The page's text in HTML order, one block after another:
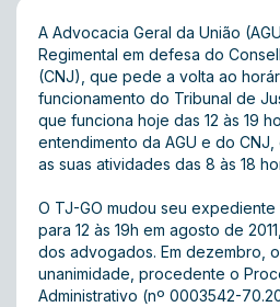
A Advocacia Geral da União
Regimental em defesa do
(CNJ), que pede a volta ao
funcionamento do Tribunal de
que funciona hoje das 12 às 19
entendimento da AGU e do
as suas atividades das 8 às 18
O TJ-GO mudou seu
para 12 às 19h em agosto de
dos advogados. Em dezembro,
unanimidade, procedente o
Administrativo (nº 0003542-